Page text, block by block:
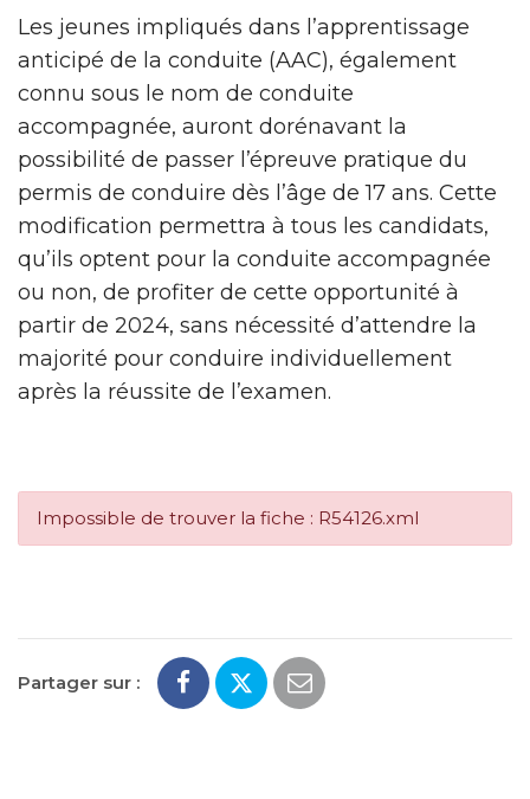
Les jeunes impliqués dans l’apprentissage
anticipé de la conduite (AAC), également
connu sous le nom de conduite
accompagnée, auront dorénavant la
possibilité de passer l’épreuve pratique du
permis de conduire dès l’âge de 17 ans. Cette
modification permettra à tous les candidats,
qu’ils optent pour la conduite accompagnée
ou non, de profiter de cette opportunité à
partir de 2024, sans nécessité d’attendre la
majorité pour conduire individuellement
après la réussite de l’examen.
Impossible de trouver la fiche : R54126.xml
Partager sur :